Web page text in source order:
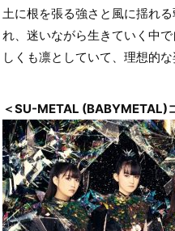
土に根を張る強さと風に揺れ
れ、迷いながら生きていく中
しくも凛としていて、理想的
＜SU-METAL (BABYMETAL)